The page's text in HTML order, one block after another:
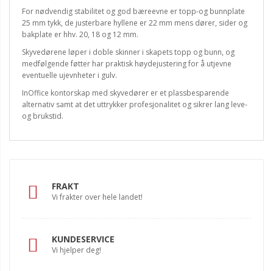
For nødvendig stabilitet og god bæreevne er topp-og bunnplate
25 mm tykk, de justerbare hyllene er 22 mm mens dører, sider og
bakplate er hhv. 20, 18 og 12 mm.
Skyvedørene løper i doble skinner i skapets topp og bunn, og
medfølgende føtter har praktisk høydejustering for å utjevne
eventuelle ujevnheter i gulv.
InOffice kontorskap med skyvedører er et plassbesparende
alternativ samt at det uttrykker profesjonalitet og sikrer lang leve-
og brukstid.
FRAKT
Vi frakter over hele landet!
KUNDESERVICE
Vi hjelper deg!